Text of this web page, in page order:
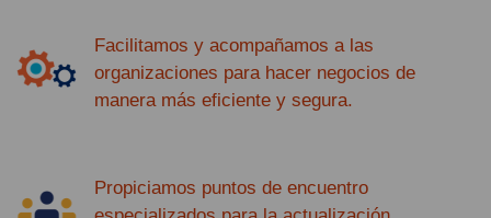
Facilitamos y acompañamos a las
organizaciones para hacer negocios de
manera más eficiente y segura.
Propiciamos puntos de encuentro